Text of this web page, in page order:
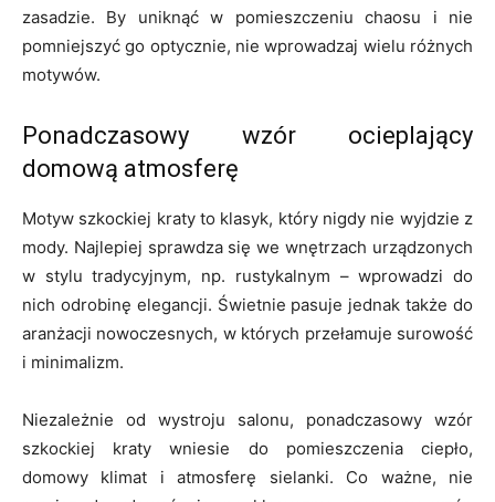
zasadzie. By uniknąć w pomieszczeniu chaosu i nie
pomniejszyć go optycznie, nie wprowadzaj wielu różnych
motywów.
Ponadczasowy wzór ocieplający
domową atmosferę
Motyw szkockiej kraty to klasyk, który nigdy nie wyjdzie z
mody. Najlepiej sprawdza się we wnętrzach urządzonych
w stylu tradycyjnym, np. rustykalnym – wprowadzi do
nich odrobinę elegancji. Świetnie pasuje jednak także do
aranżacji nowoczesnych, w których przełamuje surowość
i minimalizm.
Niezależnie od wystroju salonu, ponadczasowy wzór
szkockiej kraty wniesie do pomieszczenia ciepło,
domowy klimat i atmosferę sielanki. Co ważne, nie